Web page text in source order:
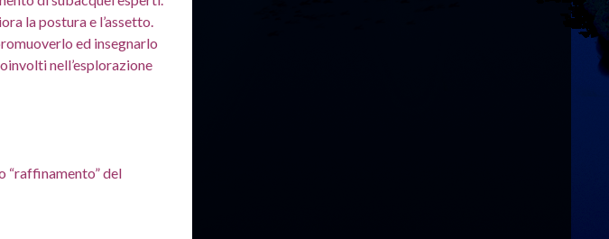
la postura e l’assetto.
ed insegnarlo
nell’esplorazione
“raffinamento” del